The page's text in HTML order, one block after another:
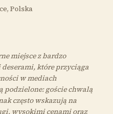
Polska
miejsce z bardzo
które przyciąga
w mediach
podzielone: goście chwalą
często wskazują na
wysokimi cenami oraz